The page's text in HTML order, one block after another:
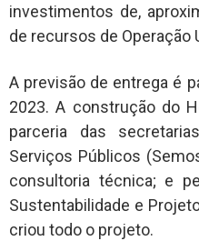
investimentos de,
de recursos de Operação
A previsão de entrega é
2023. A construção do
parceria das
Serviços Públicos
consultoria técnica; e
Sustentabilidade e
criou todo o projeto.